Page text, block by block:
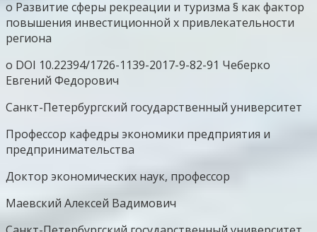
о Развитие сферы рекреации и туризма § как фактор
повышения инвестиционной х привлекательности
региона
о DOI 10.22394/1726-1139-2017-9-82-91 Чеберко
Евгений Федорович
Санкт-Петербургский государственный университет
Профессор кафедры экономики предприятия и
предпринимательства
Доктор экономических наук, профессор
Маевский Алексей Вадимович